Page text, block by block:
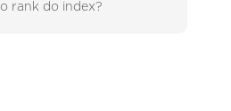
rank do index?